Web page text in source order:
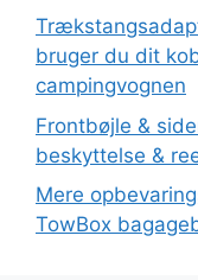
bruger du dit
campingvognen
Frontbøjle &
beskyttelse &
Mere
TowBox